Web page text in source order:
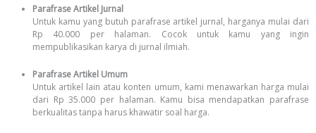
Parafrase Artikel Jurnal
Untuk kamu yang butuh parafrase artikel jurnal, harganya mulai dari
Rp 40.000 per halaman. Cocok untuk kamu yang ingin
mempublikasikan karya di jurnal ilmiah.
Parafrase Artikel Umum
Untuk artikel lain atau konten umum, kami menawarkan harga mulai
dari Rp 35.000 per halaman. Kamu bisa mendapatkan parafrase
berkualitas tanpa harus khawatir soal harga.